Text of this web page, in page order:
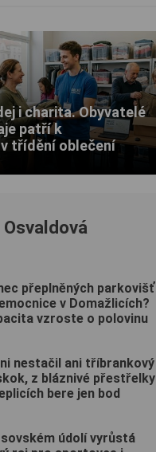
i charita. Obyvatelé
patří k
třídění oblečení
přeplněných parkovišť
v Domažlicích?
vzroste o polovinu
nestačil ani tříbrankový
z bláznivé přestřelky
bere jen bod
údolí vyrůstá